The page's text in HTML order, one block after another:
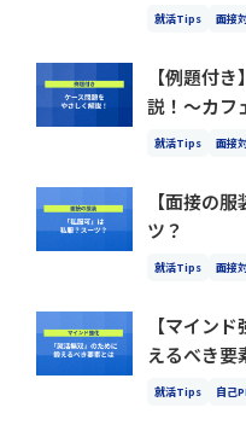
就活Tips 面接
【例題付
説！〜カフ
就活Tips 面接
【面接の
ツ？
就活Tips 面接
【マイン
えるべき要
就活Tips 自己